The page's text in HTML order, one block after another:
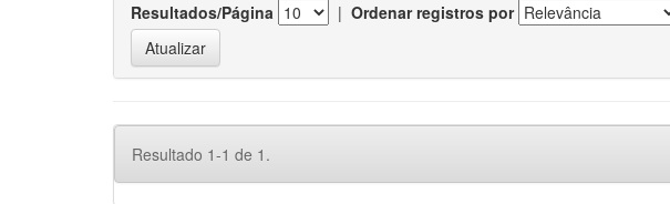
Resultados/Página | Ordenar registros por
Resultado 1-1 de 1.